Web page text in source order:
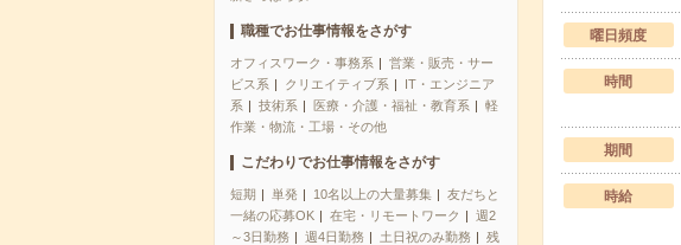
職種でお仕事情報をさがす
オフィスワーク・事務系
営業・販売・サー
ビス系
クリエイティブ系
IT・エンジニア
系
技術系 医療・介護・福祉・教育系
軽
作業・物流・工場・その他
こだわりでお仕事情報をさがす
短期 単発 10名以上の大量募集
友だちと
一緒の応募OK
在宅・リモートワーク
週2
～3日勤務
週4日勤務 土日祝のみ勤務
残
曜日頻度
時間
期間
時給